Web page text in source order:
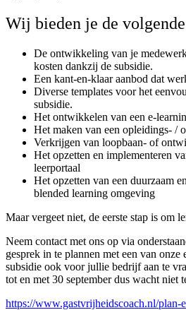
Wij bieden je de
De ontwikkeling van je
kosten dankzij de subsidie.
Een kant-en-klaar aanbod dat
Diverse templates voor het
subsidie.
Het ontwikkelen van een e-
Het maken van een opleidings- /
Verkrijgen van loopbaan- of
Het opzetten en implementeren
leerportaal
Het opzetten van een duurzaam
blended learning omgeving
Maar vergeet niet, de eerste stap is om
Neem contact met ons op via
gesprek in te plannen met een van
subsidie ook voor jullie bedrijf aan te
tot en met 30 september dus wacht niet
https://www.gastvrijheidscoach.nl/plan-